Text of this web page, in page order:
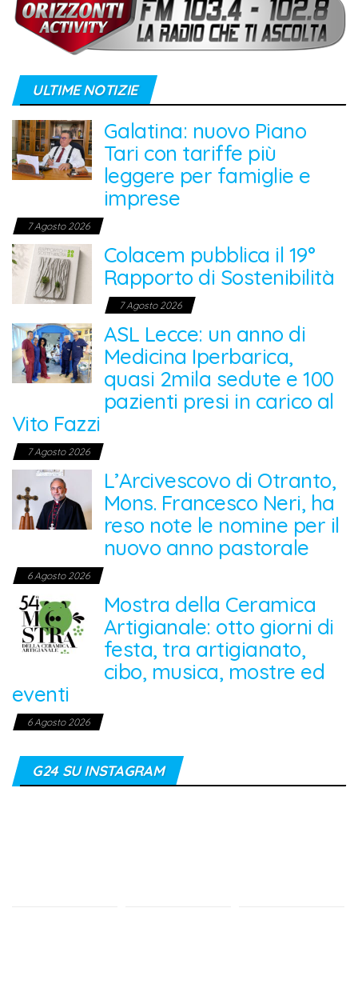
ULTIME NOTIZIE
Galatina: nuovo Piano
Tari con tariffe più
leggere per famiglie e
imprese
7 Agosto 2026
Colacem pubblica il 19°
Rapporto di Sostenibilità
7 Agosto 2026
ASL Lecce: un anno di
Medicina Iperbarica,
quasi 2mila sedute e 100
pazienti presi in carico al
Vito Fazzi
7 Agosto 2026
L’Arcivescovo di Otranto,
Mons. Francesco Neri, ha
reso note le nomine per il
nuovo anno pastorale
6 Agosto 2026
Mostra della Ceramica
Artigianale: otto giorni di
festa, tra artigianato,
cibo, musica, mostre ed
eventi
6 Agosto 2026
G24 SU INSTAGRAM